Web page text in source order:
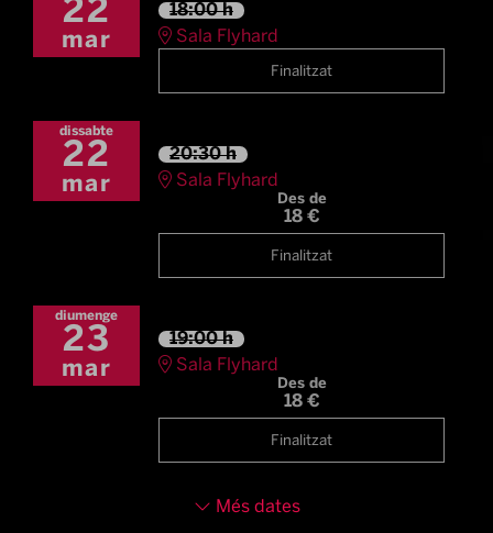
22
mar
18:00 h
Sala Flyhard
Finalitzat
dissabte
22
mar
20:30 h
Sala Flyhard
Des de
18 €
Finalitzat
diumenge
23
mar
19:00 h
Sala Flyhard
Des de
18 €
Finalitzat
Més dates